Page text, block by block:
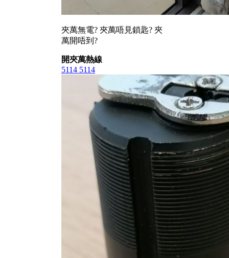
夾萬無電? 夾萬唔見鎖匙? 夾
萬開唔到?
開夾萬熱線
5114 5114